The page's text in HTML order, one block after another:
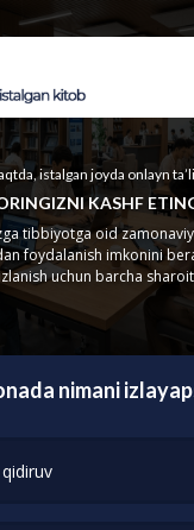
istalgan joyda onlayn
KASHF
tibbiyotga oid
foydalanish imkonini
uchun barcha
nimani